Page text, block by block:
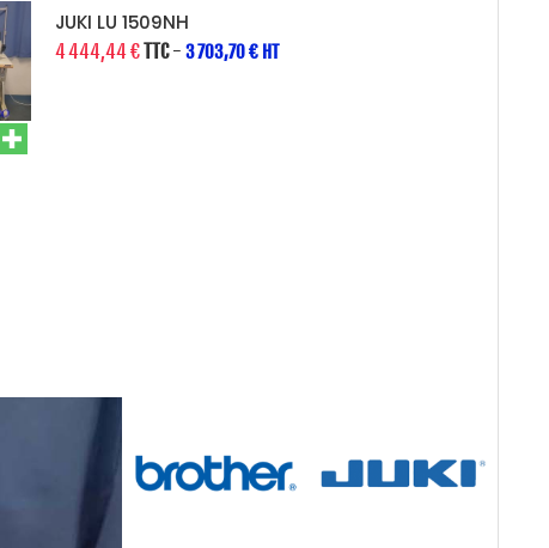
JUKI LU 1509NH
4 444,44 €TTC- 3 703,70 € HT